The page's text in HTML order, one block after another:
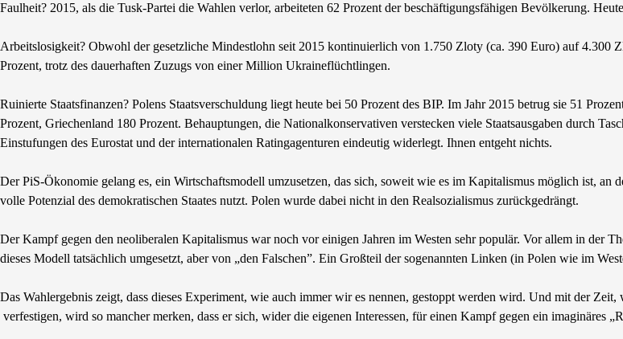
Faulheit? 2015, als die Tusk-Partei die Wahlen verlor, arbeiteten 62 Prozent der beschäftigungsfähigen Bevölkerung.
Arbeitslosigkeit? Obwohl der gesetzliche Mindestlohn seit 2015 kontinuierlich von 1.750 Zloty (ca. 390 Euro) auf
Prozent, trotz des dauerhaften Zuzugs von einer Million Ukraineflüchtlingen.
Ruinierte Staatsfinanzen? Polens Staatsverschuldung liegt heute bei 50 Prozent des BIP. Im Jahr 2015 betrug sie 51
Prozent, Griechenland 180 Prozent. Behauptungen, die Nationalkonservativen verstecken viele Staatsausgaben durch
Einstufungen des Eurostat und der internationalen Ratingagenturen eindeutig widerlegt. Ihnen entgeht nichts.
Der PiS-Ӧkonomie gelang es, ein Wirtschaftsmodell umzusetzen, das sich, soweit wie es im Kapitalismus möglich ist,
volle Potenzial des demokratischen Staates nutzt. Polen wurde dabei nicht in den Realsozialismus zurückgedrängt.
Der Kampf gegen den neoliberalen Kapitalismus war noch vor einigen Jahren im Westen sehr populär. Vor allem in der
dieses Modell tatsächlich umgesetzt, aber von „den Falschen”. Ein Großteil der sogenannten Linken (in Polen wie im
Das Wahlergebnis zeigt, dass dieses Experiment, wie auch immer wir es nennen, gestoppt werden wird. Und mit der
verfestigen, wird so mancher merken, dass er sich, wider die eigenen Interessen, für einen Kampf gegen ein imaginäres